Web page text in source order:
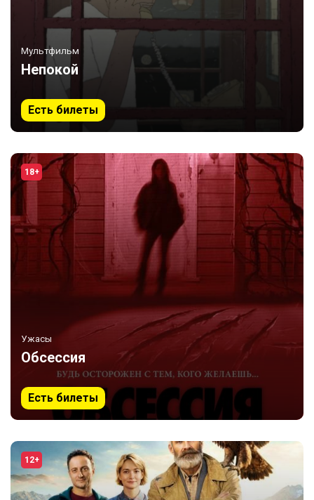
Мультфильм
Непокой
Есть билеты
18+
Ужасы
Обсессия
Есть билеты
12+